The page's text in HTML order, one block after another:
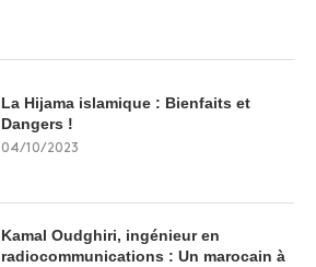
La Hijama islamique : Bienfaits et
Dangers !
04/10/2023
Kamal Oudghiri, ingénieur en
radiocommunications : Un marocain à